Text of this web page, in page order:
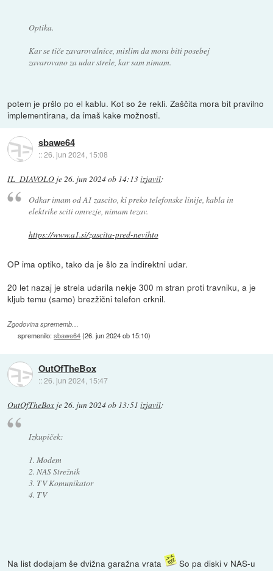
Optika.
Kar se tiče zavarovalnice, mislim da mora biti posebej
zavarovano za udar strele, kar sam nimam.
potem je pršlo po el kablu. Kot so že rekli. Zaščita mora bit pravilno
implementirana, da imaš kake možnosti.
sbawe64
::26. jun 2024, 15:08
IL_DIAVOLO je26. jun 2024 ob 14:13izjavil:
Odkar imam od A1 zascito, ki preko telefonske linije, kabla in
elektrike sciti omrezje, nimam tezav.
https://www.a1.si/zascita-pred-nevihto
OP ima optiko, tako da je šlo za indirektni udar.
20 let nazaj je strela udarila nekje 300 m stran proti travniku, a je
kljub temu (samo) brezžični telefon crknil.
Zgodovina sprememb…
spremenilo:sbawe64(26. jun 2024 ob 15:10)
OutOfTheBox
::26. jun 2024, 15:47
OutOfTheBox je26. jun 2024 ob 13:51 izjavil:
Izkupiček:
1. Modem
2. NAS Strežnik
3. TV Komunikator
4. TV
Na list dodajam še dvižna garažna vrata
So pa diski v NAS-u